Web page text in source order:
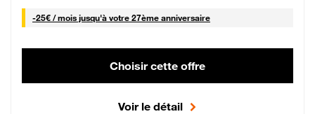
-25€ / mois25 € par mois
jusqu'à votre 27ème anniversaire
Choisir cette offre
Voir le détail